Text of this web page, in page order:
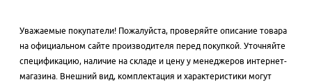
Уважаемые покупатели! Пожалуйста, проверяйте описание товара
на официальном сайте производителя перед покупкой. Уточняйте
спецификацию, наличие на складе и цену у менеджеров интернет-
магазина. Внешний вид, комплектация и характеристики могут